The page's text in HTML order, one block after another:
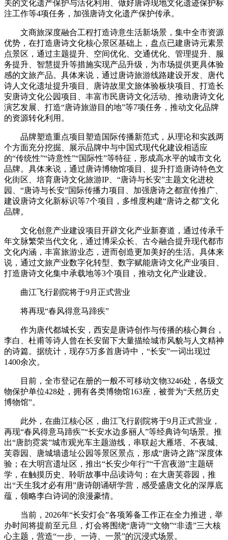
关的文化遗产保护与活化利用、做好唐诗现地文化遗迹保护标
注工作等4项任务，加强唐诗文化遗产保护传承。
文商旅深度融合工程打造诗意生活新场景，集中全市资源
优势，在打造唐诗文化核心景区基础上，盘点已建唐诗元素景
点景区，通过主题提升、空间优化、交通优化、管理提升、服
务提升、智慧提升等措施实现产品升级，为市场提供更具体验
感的文旅产品。具体来说，通过唐诗旅游线路建设开发、唐代
诗人文化遗址提升项目、唐诗故里文旅体验板块项目、打造长
安唐诗文化公园项目、丰富市民唐诗文化活动、推动唐诗文化
演艺发展、打造“唐诗旅游目的地”等7项任务，推动文化品牌
的资源转化利用。
品牌塑造重点项目塑造国际传播新范式，从理论和实践两
个方面充分挖掘、展示品牌中与中国式现代化建设相适应
的“传统性”“诗意性”“国际性”等特征，形成高水平的城市文化
品牌。具体来说，通过唐诗博物馆项目、提升打造唐诗特色文
化街区、培育唐诗文化旅游IP、“唐诗与长安”主题文化进校
园、“唐诗与长安”国际传播力项目、加强唐诗之都宣传推广、
建设唐诗文化新标识等7个项目，多维度构建“唐诗之都”文化
品牌。
文化创意产业建设项目开辟文化产业新赛道，通过传承千
年文脉繁荣当代文化，通过博采众长、古今融合提升现代都市
文化内涵，丰富旅游业态，进而创造更加美好的生活。具体来
说，通过文旅产业数字化转型、数字赋能唐诗文化产业项目、
打造唐诗文化集中承载地等3个项目，推动文化产业建设。
曲江飞行剧院将于9月正式营业
将再现“春风得意马蹄疾”
作为唐代都城长安，西安是唐诗创作与传播的核心舞台，
李白、杜甫等诗人曾在长安留下大量描绘城市风貌与人文精神
的诗篇。据统计，现存5万多首唐诗中，“长安”一词出现过
1400余次。
目前，全市登记在册的一般不可移动文物3246处，各级文
物保护单位428处，拥有各类博物馆163座，被誉为“天然历史
博物馆”。
此外，在曲江核心区，曲江飞行剧院将于9月正式营业，
再现“春风得意马蹄疾”“长安水边多丽人”等经典诗句场景。推
出“唐韵霓裳”城市观光车主题游线，串联起大雁塔、不夜城、
芙蓉园、唐城墙遗址公园等景区景点，形成“唐诗之路”深度体
验；在大明宫遗址区，推出“长安少年行”“千宫夜游”主题研
学，在触摸历史、聆听故事中品读诗句；在大唐芙蓉园，推
出“天生我才必有用”唐诗朗诵研学营，感受盛唐文化的深厚底
蕴，领略李白诗词的浪漫豪情。
当前，2026年“长安灯会”各项筹备工作正在全力推进，举
办时间将提前至元旦，灯会将围绕“唐诗”“文物”“非遗”三大核
心主题，营造“一步、一诗、一景”的沉浸式场景。